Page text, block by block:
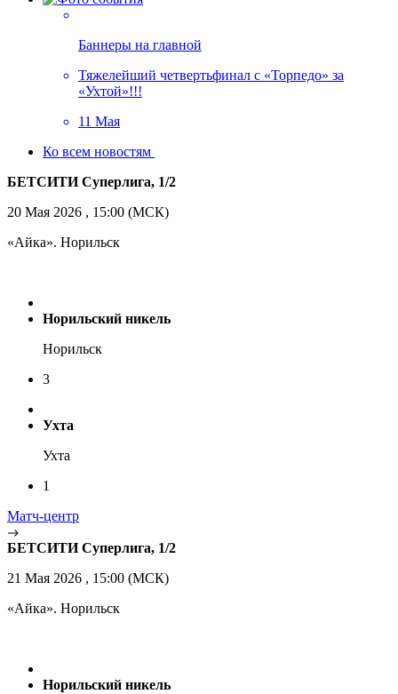
Баннеры на главной
Тяжелейший четвертьфинал с «Торпедо» за
«Ухтой»!!!
11 Мая
Ко всем новостям
БЕТСИТИ Суперлига, 1/2
20 Мая 2026 , 15:00 (МСК)
«Айка». Норильск
Норильский никель
Норильск
3
Ухта
Ухта
1
Матч-центр
БЕТСИТИ Суперлига, 1/2
21 Мая 2026 , 15:00 (МСК)
«Айка». Норильск
Норильский никель